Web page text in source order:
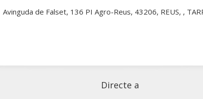
Avinguda de Falset, 136 PI Agro-Reus, 43206, REUS, ,
Directe a